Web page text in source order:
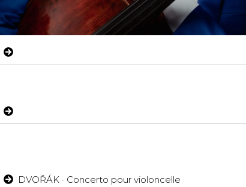
DVOŘÁK · Concerto pour violoncelle